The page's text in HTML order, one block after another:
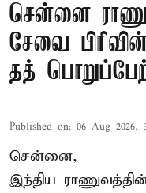
சென்னை
சேவை
தத்
Published on: 06 Aug 2026,
சென்னை,
இந்திய